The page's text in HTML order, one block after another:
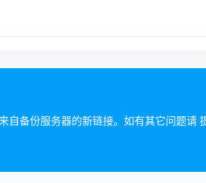
自备份服务器的新链接。如有其它问题请